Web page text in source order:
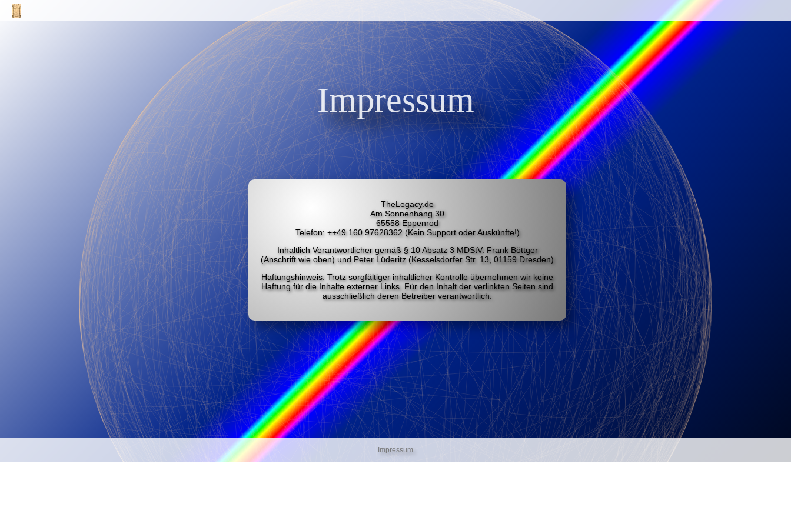
Impressum
TheLegacy.de
Am Sonnenhang 30
65558 Eppenrod
Telefon: ++49 160 97628362 (Kein Support oder Auskünfte!)
Inhaltlich Verantwortlicher gemäß § 10 Absatz 3 MDStV: Frank Böttger
(Anschrift wie oben) und Peter Lüderitz (Kesselsdorfer Str. 13, 01159 Dresden)
Haftungshinweis: Trotz sorgfältiger inhaltlicher Kontrolle übernehmen wir keine
Haftung für die Inhalte externer Links. Für den Inhalt der verlinkten Seiten sind
ausschließlich deren Betreiber verantwortlich.
Impressum